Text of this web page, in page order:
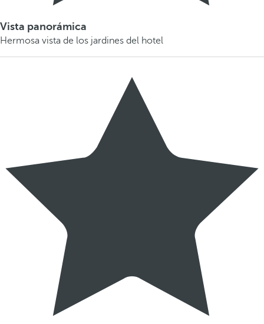
Vista panorámica
Hermosa vista de los jardines del hotel